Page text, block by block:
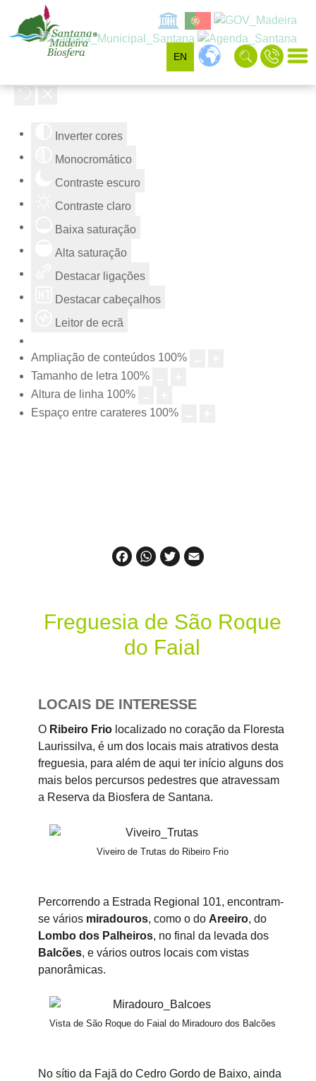
Inverter cores
Monocromático
Contraste escuro
Contraste claro
Baixa saturação
Alta saturação
Destacar ligações
Destacar cabeçalhos
Leitor de ecrã
Ampliação de conteúdos 100%
Tamanho de letra 100%
Altura de linha 100%
Espaço entre carateres 100%
EN
FacebookWhatsApp
Twitter
Freguesia de São Roque
do Faial
LOCAIS DE INTERESSE
O Ribeiro Frio localizado no coração da Floresta
Laurissilva, é um dos locais mais atrativos desta
freguesia, para além de aqui ter início alguns dos
mais belos percursos pedestres que atravessam
a Reserva da Biosfera de Santana.
Viveiro de Trutas do Ribeiro Frio
Percorrendo a Estrada Regional 101, encontram-
se vários miradouros, como o do Areeiro, do
Lombo dos Palheiros, no final da levada dos
Balcões, e vários outros locais com vistas
panorâmicas.
Vista de São Roque do Faial do Miradouro dos Balcões
No sítio da Fajã do Cedro Gordo de Baixo, ainda